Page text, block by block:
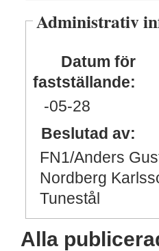
Administrativ
Datum för
fastställande:
-05-28
Beslutad av:
FN1/Anders
Nordberg
Tunestål
Alla